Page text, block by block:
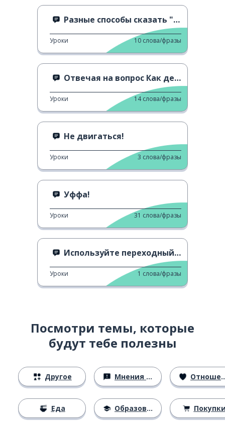
Разные способы сказать "Мне это нравится "
Уроки 10 слова/фразы
Отвечая на вопрос Как дела? 3
Уроки 14 слова/фразы
Не двигаться!
Уроки 3 слова/фразы
Уффа!
Уроки 31 слова/фразы
Используйте переходный переход
Уроки 1 слова/фразы
Посмотри темы, которые
будут тебе полезны
Другое
Еда
Мнения и убеждения
Образование
Отношения